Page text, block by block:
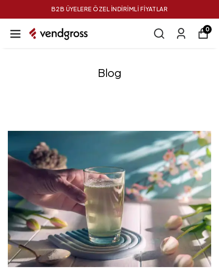
B2B ÜYELERE ÖZEL İNDİRİMLİ FİYATLAR
0
Blog